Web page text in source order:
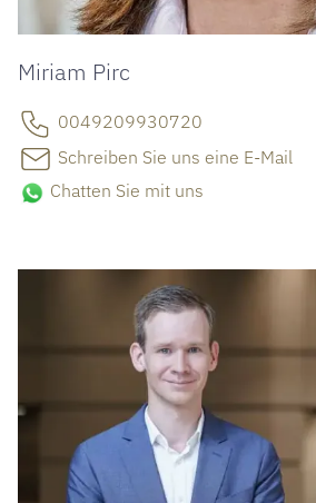
Miriam Pirc
0049209930720
Schreiben Sie uns eine E-Mail
Chatten Sie mit uns